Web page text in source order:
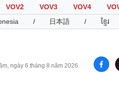
VOV2 VOV3 VOV4
/ 日本語 / ខ្មែរ
ngày 6 tháng 8 năm 2026